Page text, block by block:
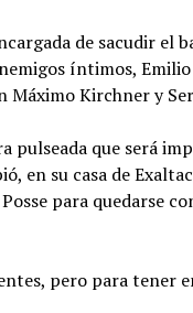
de sacudir el
íntimos,
Máximo Kirchner y
pulseada que será
en su casa de
para quedarse
pero para tener